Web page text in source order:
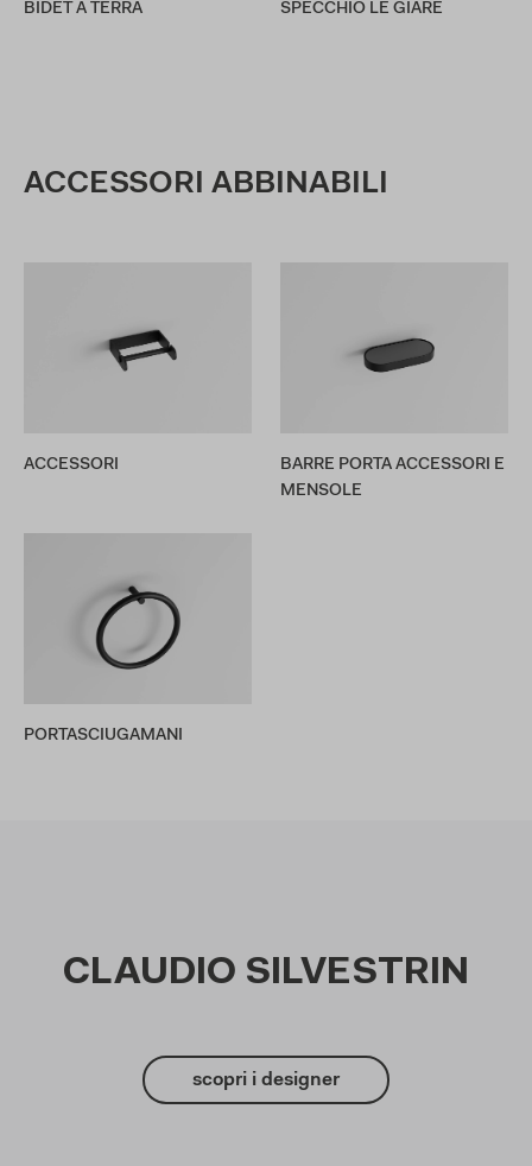
BIDET A TERRA SPECCHIO LE GIARE
ACCESSORI ABBINABILI
ACCESSORI
BARRE PORTA ACCESSORI E
MENSOLE
PORTASCIUGAMANI
CLAUDIO SILVESTRIN
scopri i designer